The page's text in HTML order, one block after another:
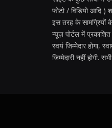
फोटो / विडियो आदि )
इस तरह के सामग्रियों
न्यूज़ पोर्टल में
स्वयं जिम्मेदार होगा,
जिम्मेदारी नहीं होगी.